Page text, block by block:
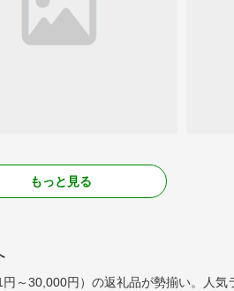
もっと見る
～30,000円）の返礼品が勢揃い。人気